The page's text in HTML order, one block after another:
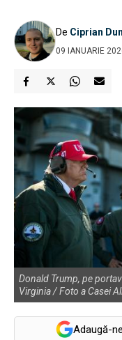
De Ciprian
09 IANUARIE
Donald Trump, pe
Virginia / Foto a Casei
Adaugă-